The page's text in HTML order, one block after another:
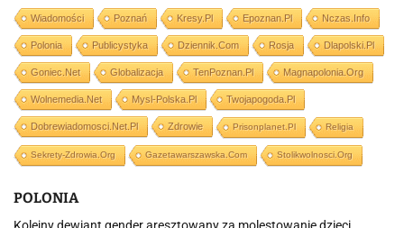
Wiadomości Poznań Kresy.pl Epoznan.pl Nczas.info
Polonia Publicystyka Dziennik.com Rosja Dlapolski.pl
Goniec.net Globalizacja TenPoznan.pl Magnapolonia.org
Wolnemedia.net Mysl-Polska.pl Twojapogoda.pl
Dobrewiadomosci.net.pl Zdrowie Prisonplanet.pl Religia
Sekrety-Zdrowia.org Gazetawarszawska.com Stolikwolnosci.org
POLONIA